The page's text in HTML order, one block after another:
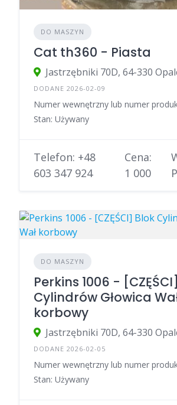
DO MASZYN
Cat th360 - Piasta
Jastrzębniki 70D, 64-330
DODANE 2026-02-09
Numer wewnętrzny lub numer
Stan: Używany
Telefon: +48
603 347 924
Cena:
1 000
DO MASZYN
Perkins 1006 -
Cylindrów Głowica
korbowy
Jastrzębniki 70D, 64-330
DODANE 2026-02-05
Numer wewnętrzny lub numer
Stan: Używany